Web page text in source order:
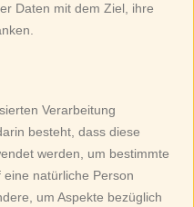
Daten mit dem Ziel, ihre
Verarbeitung
besteht, dass diese
werden, um bestimmte
natürliche Person
um Aspekte bezüglich